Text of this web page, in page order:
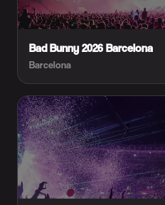
Bad Bunny 2026 Barcelona
Barcelona